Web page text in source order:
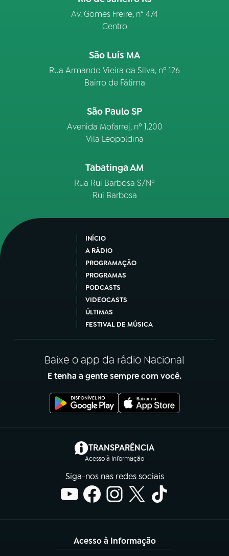
Av. Gomes Freire, n° 474
Centro
São Luís MA
Rua Armando Vieira da Silva, nº 126
Bairro de Fátima
São Paulo SP
Avenida Mofarrej, nº 1.200
Vila Leopoldina
Tabatinga AM
Rua Rui Barbosa S/Nº
Rui Barbosa
INÍCIO
A RÁDIO
PROGRAMAÇÃO
PROGRAMAS
PODCASTS
VIDEOCASTS
ÚLTIMAS
FESTIVAL DE MÚSICA
Baixe o app da rádio Nacional
E tenha a gente sempre com você.
TRANSPARÊNCIA
Acesso à Informação
(abre em nova aba)
Siga-nos nas redes sociais
Acesso à Informação